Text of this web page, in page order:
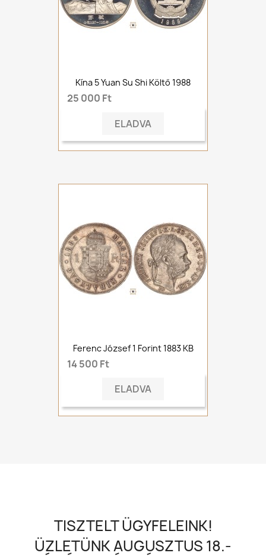
Kína 5 Yuan Su Shi Költő 1988
25 000 Ft
ELADVA
Ferenc József 1 Forint 1883 KB
14 500 Ft
ELADVA
TISZTELT ÜGYFELEINK!
ÜZLETÜNK AUGUSZTUS 18.-